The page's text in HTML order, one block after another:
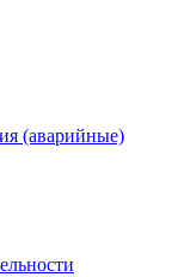
(аварийные)